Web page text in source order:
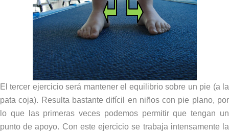
El tercer ejercicio será mantener el equilibrio sobre un pie (a la
pata coja). Resulta bastante difícil en niños con pie plano, por
lo que las primeras veces podemos permitir que tengan un
punto de apoyo. Con este ejercicio se trabaja intensamente la